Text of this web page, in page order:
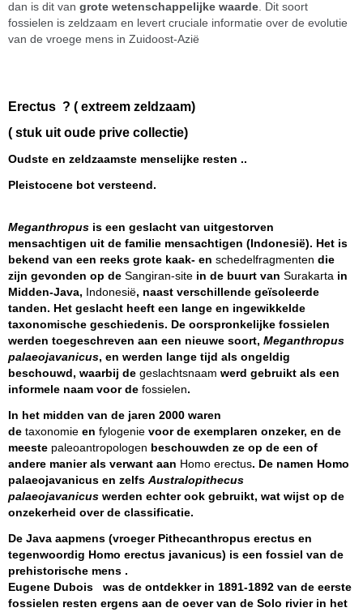
dan is dit van grote wetenschappelijke waarde . Dit soort
fossielen is zeldzaam en levert cruciale informatie over de evolutie
van de vroege mens in Zuidoost-Azië
Erectus ? ( extreem zeldzaam)
( stuk uit oude prive collectie)
Oudste en zeldzaamste menselijke resten ..
Pleistocene bot versteend.
Meganthropus is een geslacht van uitgestorven
mensachtigen uit de familie mensachtigen (Indonesië). Het is
bekend van een reeks grote kaak- en schedelfragmenten die
zijn gevonden op de Sangiran-site in de buurt van Surakarta in
Midden-Java, Indonesië, naast verschillende geïsoleerde
tanden. Het geslacht heeft een lange en ingewikkelde
taxonomische geschiedenis. De oorspronkelijke fossielen
werden toegeschreven aan een nieuwe soort, Meganthropus
palaeojavanicus, en werden lange tijd als ongeldig
beschouwd, waarbij de geslachtsnaam werd gebruikt als een
informele naam voor de fossielen.
In het midden van de jaren 2000 waren
de taxonomie en fylogenie voor de exemplaren onzeker, en de
meeste paleoantropologen beschouwden ze op de een of
andere manier als verwant aan Homo erectus. De namen Homo
palaeojavanicus en zelfs Australopithecus
palaeojavanicus werden echter ook gebruikt, wat wijst op de
onzekerheid over de classificatie.
De Java aapmens (vroeger Pithecanthropus erectus en
tegenwoordig Homo erectus javanicus) is een fossiel van de
prehistorische mens .
Eugene Dubois was de ontdekker in 1891-1892 van de eerste
fossielen resten ergens aan de oever van de Solo rivier in het